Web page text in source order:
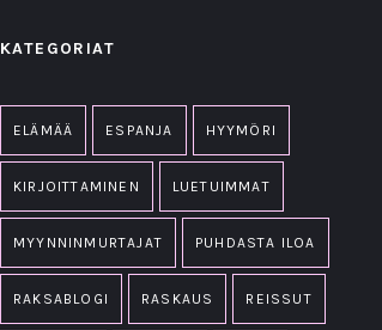
KATEGORIAT
ELÄMÄÄ ESPANJA HYYMÖRI
KIRJOITTAMINEN LUETUIMMAT
MYYNNINMURTAJAT PUHDASTA ILOA
RAKSABLOGI RASKAUS REISSUT